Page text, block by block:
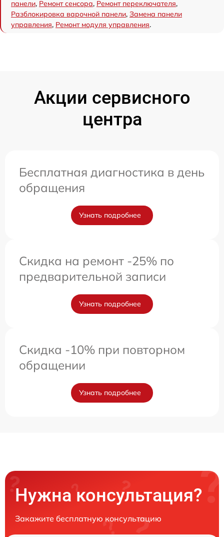
панели, Ремонт сенсора, Ремонт переключателя,
Разблокировка варочной панели, Замена панели
управления, Ремонт модуля управления.
Акции сервисного
центра
Бесплатная диагностика в день
обращения
Узнать подробнее
Скидка на ремонт -25% по
предварительной записи
Узнать подробнее
Скидка -10% при повторном
обращении
Узнать подробнее
Нужна консультация?
Закажите бесплатную консультацию